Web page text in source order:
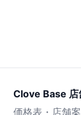
Clove Base 店
価格表・店舗